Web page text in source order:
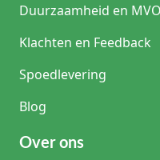
Duurzaamheid en MVO
Klachten en Feedback
Spoedlevering
Blog
Over ons